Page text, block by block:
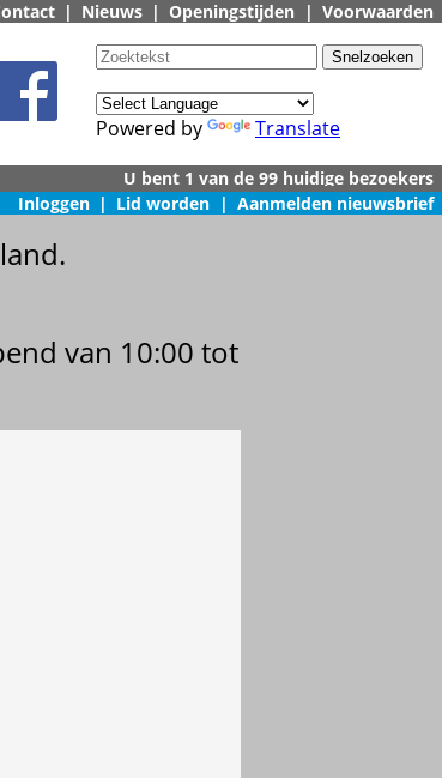
| Nieuws | Openingstijden | Voorwaarden
Powered by Translate
Inloggen | Lid worden | Aanmelden nieuwsbrief
van 10:00 tot